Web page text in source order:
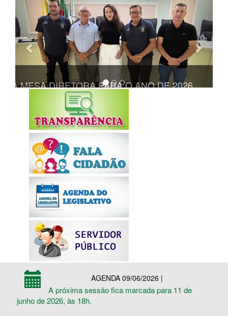
A MESA DIRETORA PARA O ANO DE 2026
Anterior
AGENDA 09/06/2026 |
A próxima sessão fica marcada para 11 de
junho de 2026, às 18h.